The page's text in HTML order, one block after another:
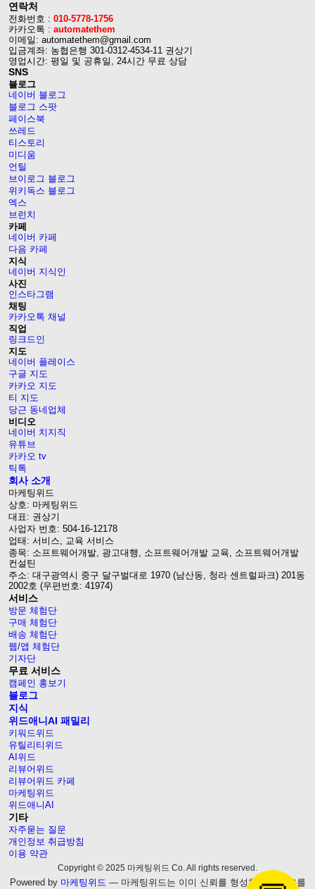
연락처
전화번호 : 010-5778-1756
카카오톡 : automatethem
이메일: automatethem@gmail.com
입금계좌: 농협은행 301-0312-4534-11 권상기
영업시간: 평일 및 공휴일, 24시간 무료 상담
SNS
블로그
네이버 블로그
블로그 스팟
페이스북
쓰레드
티스토리
미디움
언틸
브이로그 블로그
위키독스 블로그
엑스
브런치
카페
네이버 카페
다음 카페
지식
네이버 지식인
사진
인스타그램
채팅
카카오톡 채널
직업
링크드인
지도
네이버 플레이스
구글 지도
카카오 지도
티 지도
당근 동네업체
비디오
네이버 치지직
유튜브
카카오 tv
틱톡
회사 소개
마케팅위드
상호: 마케팅위드
대표: 권상기
사업자 번호: 504-16-12178
업태: 서비스, 교육 서비스
종목: 소프트웨어개발, 광고대행, 소프트웨어개발 교육, 소프트웨어개발
컨설틴
주소: 대구광역시 중구 달구벌대로 1970 (남산동, 청라 센트럴파크) 201동
2002호 (우편번호: 41974)
서비스
방문 체험단
구매 체험단
배송 체험단
웹/앱 체험단
기자단
무료 서비스
캠페인 홍보기
블로그
지식
위드애니AI 패밀리
키워드위드
유틸리티위드
AI위드
리뷰어위드
리뷰어위드 카페
마케팅위드
위드애니AI
기타
자주묻는 질문
개인정보 취급방침
이용 약관
Copyright © 2025 마케팅위드 Co. All rights reserved.
Powered by 마케팅위드 — 마케팅위드는 이미 신뢰를 형성한 웹블로그를